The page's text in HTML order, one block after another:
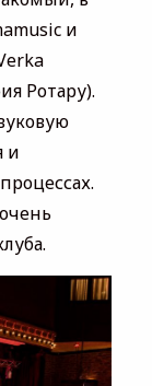
и
Ротару).
и